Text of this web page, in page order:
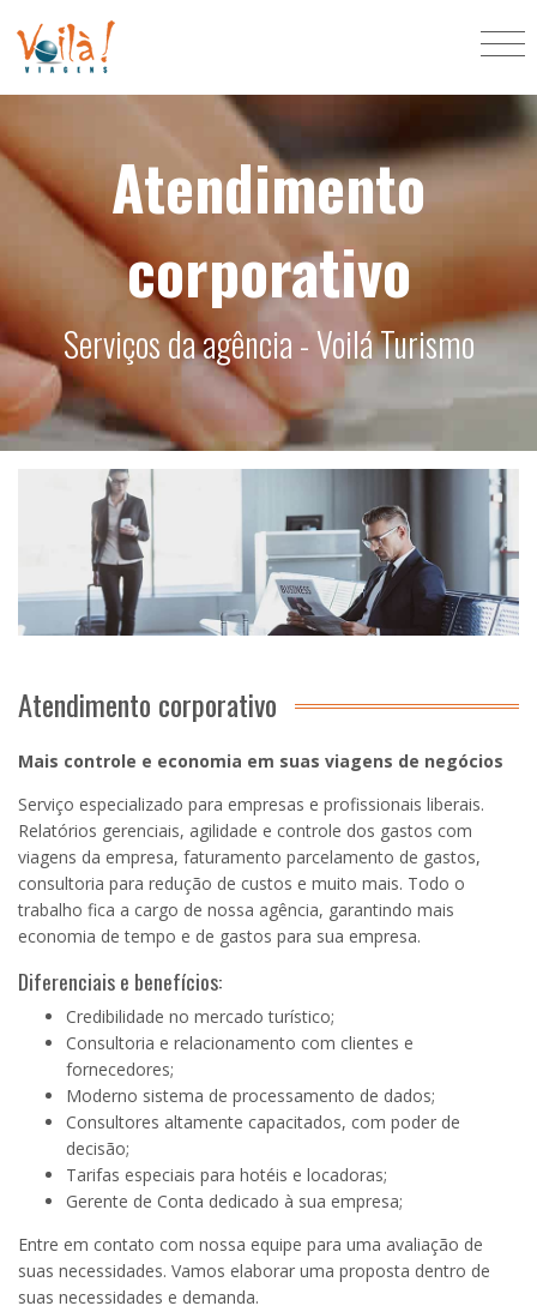
Atendimento
corporativo
Serviços da agência - Voilá Turismo
Atendimento corporativo
Mais controle e economia em suas viagens de negócios
Serviço especializado para empresas e profissionais liberais.
Relatórios gerenciais, agilidade e controle dos gastos com
viagens da empresa, faturamento parcelamento de gastos,
consultoria para redução de custos e muito mais. Todo o
trabalho fica a cargo de nossa agência, garantindo mais
economia de tempo e de gastos para sua empresa.
Diferenciais e benefícios:
Credibilidade no mercado turístico;
Consultoria e relacionamento com clientes e
fornecedores;
Moderno sistema de processamento de dados;
Consultores altamente capacitados, com poder de
decisão;
Tarifas especiais para hotéis e locadoras;
Gerente de Conta dedicado à sua empresa;
Entre em contato com nossa equipe para uma avaliação de
suas necessidades. Vamos elaborar uma proposta dentro de
suas necessidades e demanda.